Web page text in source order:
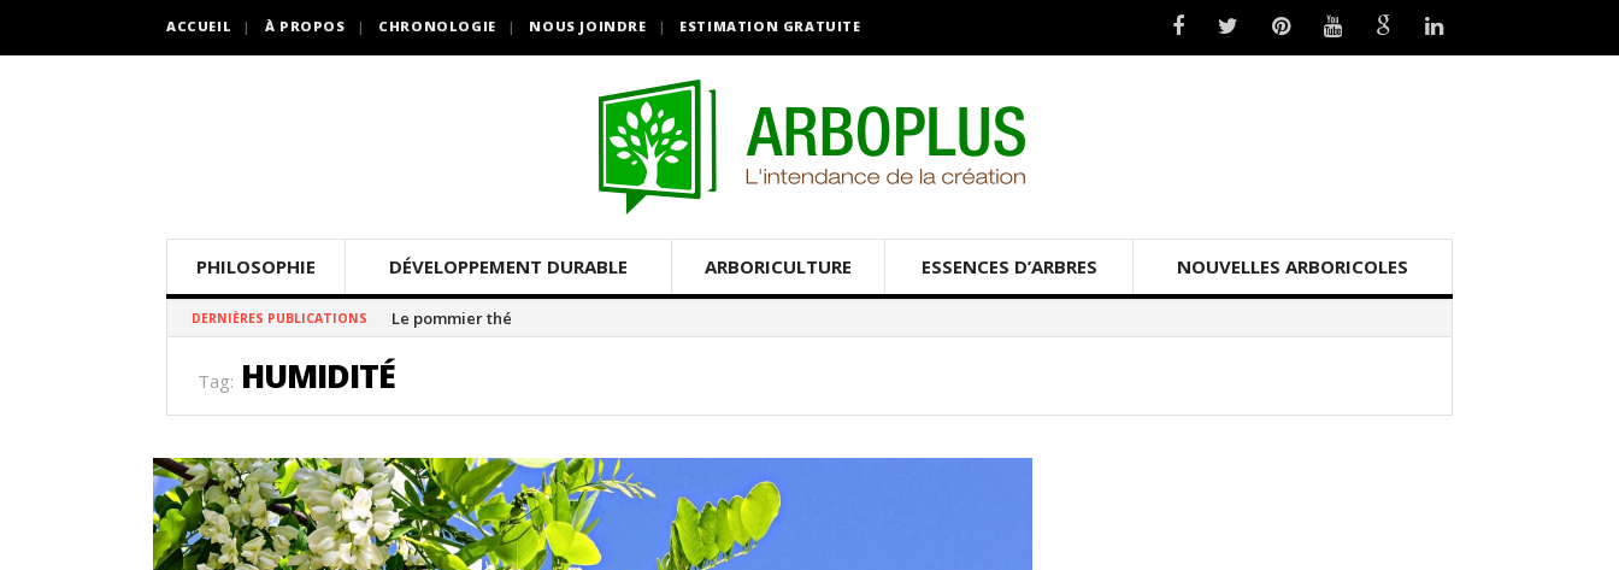
ACCUEIL À PROPOS CHRONOLOGIE NOUS JOINDRE ESTIMATION GRATUITE
PHILOSOPHIE DÉVELOPPEMENT DURABLE ARBORICULTURE ESSENCES D’ARBRES NOUVELLES ARBORICOLES
DERNIÈRES PUBLICATIONS Le pommier thé
Tag: HUMIDITÉ